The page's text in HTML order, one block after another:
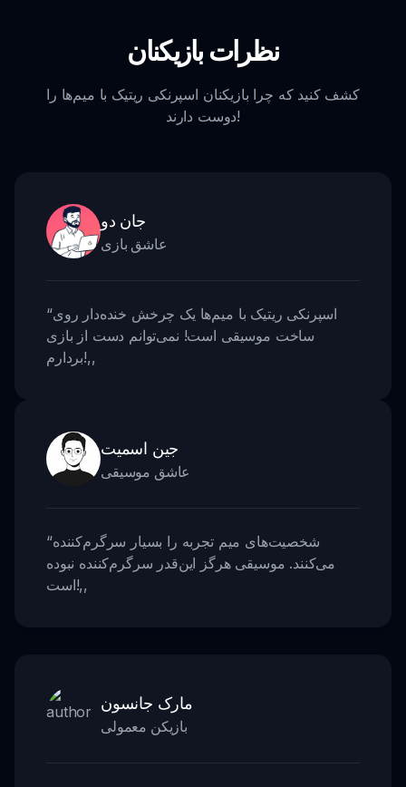
نظرات بازیکنان
کشف کنید که چرا بازیکنان اسپرنکی ریتیک با میم‌ها را
دوست دارند!
جان دو
عاشق بازی
“اسپرنکی ریتیک با میم‌ها یک چرخش خنده‌دار روی
ساخت موسیقی است! نمی‌توانم دست از بازی
بردارم!,,
جین اسمیت
عاشق موسیقی
“شخصیت‌های میم تجربه را بسیار سرگرم‌کننده
می‌کنند. موسیقی هرگز این‌قدر سرگرم‌کننده نبوده
است!,,
مارک جانسون
بازیکن معمولی